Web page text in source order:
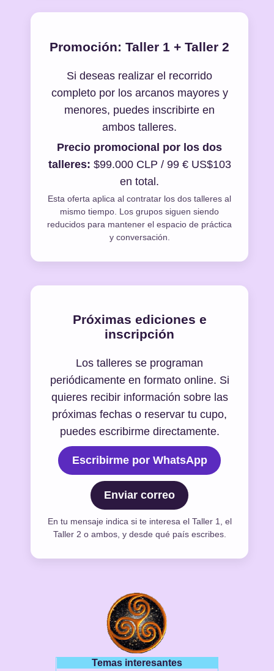
Promoción: Taller 1 + Taller 2
Si deseas realizar el recorrido
completo por los arcanos mayores y
menores, puedes inscribirte en
ambos talleres.
Precio promocional por los dos
talleres: $99.000 CLP / 99 € US$103
en total.
Esta oferta aplica al contratar los dos talleres al
mismo tiempo. Los grupos siguen siendo
reducidos para mantener el espacio de práctica
y conversación.
Próximas ediciones e
inscripción
Los talleres se programan
periódicamente en formato online. Si
quieres recibir información sobre las
próximas fechas o reservar tu cupo,
puedes escribirme directamente.
Escribirme por WhatsApp
Enviar correo
En tu mensaje indica si te interesa el Taller 1, el
Taller 2 o ambos, y desde qué país escribes.
Temas interesantes